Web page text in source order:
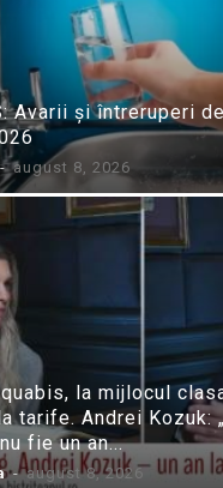
Avarii și întreruperi
- august 8, 2026
la mijlocul
tarife. Andrei Kozuk:
fie un an...
- august 8, 2026